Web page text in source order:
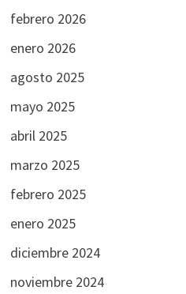
febrero 2026
enero 2026
agosto 2025
mayo 2025
abril 2025
marzo 2025
febrero 2025
enero 2025
diciembre 2024
noviembre 2024